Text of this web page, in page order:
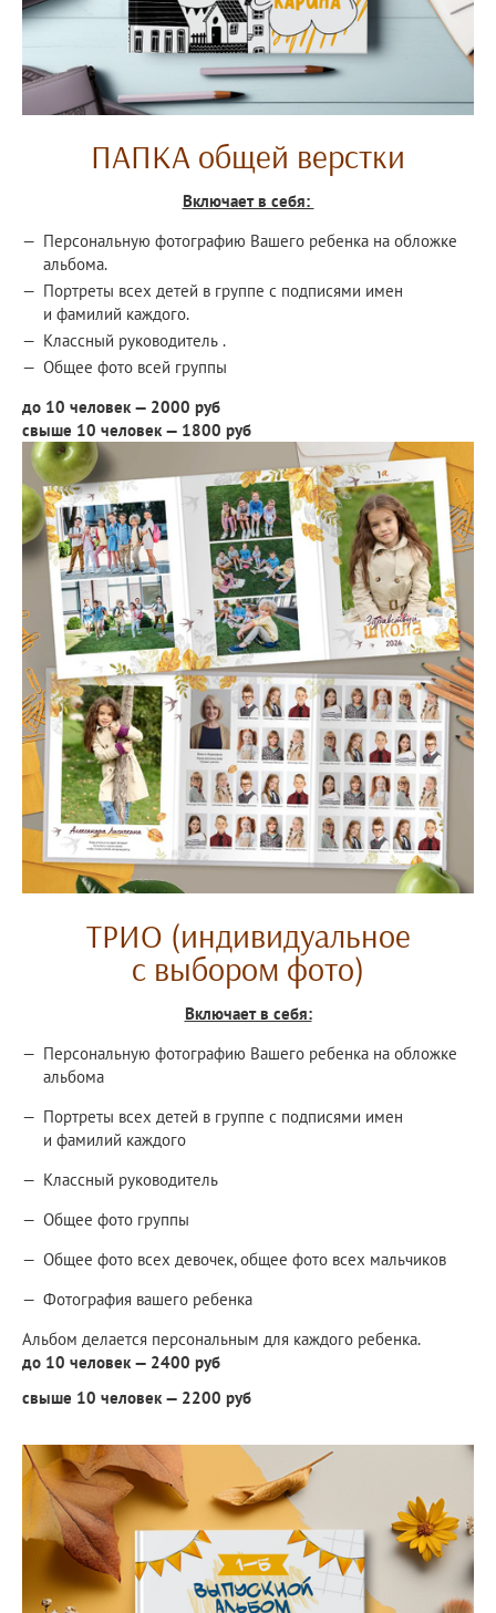
ПАПКА общей верстки
Включает в себя:
Персональную фотографию Вашего ребенка на обложке
альбома.
Портреты всех детей в группе с подписями имен
и фамилий каждого.
Классный руководитель .
Общее фото всей группы
до 10 человек — 2000 руб
свыше 10 человек — 1800 руб
ТРИО (индивидуальное
с выбором фото)
Включает в себя:
Персональную фотографию Вашего ребенка на обложке
альбома
Портреты всех детей в группе с подписями имен
и фамилий каждого
Классный руководитель
Общее фото группы
Общее фото всех девочек, общее фото всех мальчиков
Фотография вашего ребенка
Альбом делается персональным для каждого ребенка.
до 10 человек — 2400 руб
свыше 10 человек — 2200 руб